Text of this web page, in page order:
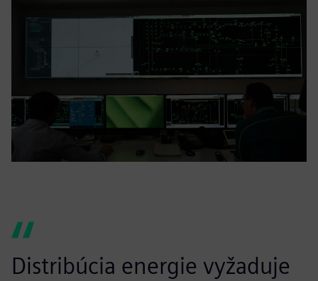
Distribúcia energie vyžaduje